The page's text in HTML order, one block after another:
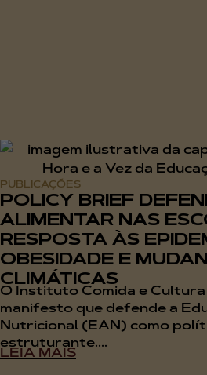
PUBLICAÇÕES
POLICY BRIEF
ALIMENTAR NAS
RESPOSTA ÀS
OBESIDADE E
CLIMÁTICAS
O Instituto Comida e Cultura
manifesto que defende a
Nutricional (EAN) como
estruturante....
LEIA MAIS